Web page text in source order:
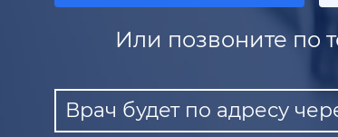
Или позвоните по
Врач будет по адресу